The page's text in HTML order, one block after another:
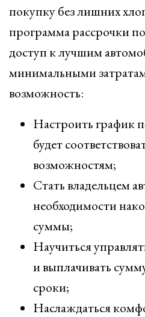
покупку без лишних
программа рассрочки
доступ к лучшим
минимальными
возможность:
Настроить график
будет
возможностям;
Стать владельцем
необходимости
суммы;
Научиться
и выплачивать
сроки;
Наслаждаться